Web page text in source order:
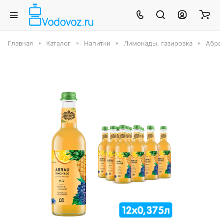
Главная Каталог Напитки Лимонады, газировка